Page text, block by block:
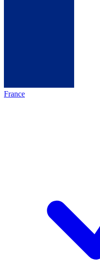
France